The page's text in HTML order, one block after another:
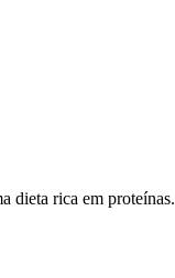
dieta rica em proteínas.